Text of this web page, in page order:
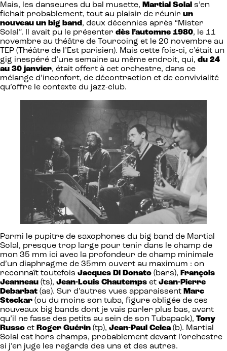
Mais, les danseures du bal musette, Martial Solal s’en
fichait probablement, tout au plaisir de réunir un
nouveau un big band , deux décennies après “Mister
Solal”. Il avait pu le présenter dès l’automne 1980, le 11
novembre au théâtre de Tourcoing et le 20 novembre au
TEP (Théâtre de l’Est parisien). Mais cette fois-ci, c’était un
gig inespéré d’une semaine au même endroit, qui, du 24
au 30 janvier, était offert à cet orchestre, dans ce
mélange d’inconfort, de décontraction et de convivialité
qu’offre le contexte du jazz-club.
Parmi le pupitre de saxophones du big band de Martial
Solal, presque trop large pour tenir dans le champ de
mon 35 mm ici avec la profondeur de champ minimale
d’un diaphragme de 35mm ouvert au maximum : on
reconnaît toutefois Jacques Di Donato (bars), François
Jeanneau (ts), Jean-Louis Chautemps et Jean-Pierre
Debarbat (as). Sur d’autres vues apparaissent Marc
Steckar (ou du moins son tuba, figure obligée de ces
nouveaux big bands dont je vais parler plus bas, avant
qu’il ne fasse des petits au sein de son Tubapack), Tony
Russo et Roger Guérin (tp), Jean-Paul Celea (b). Martial
Solal est hors champs, probablement devant l’orchestre
si j’en juge les regards des uns et des autres.